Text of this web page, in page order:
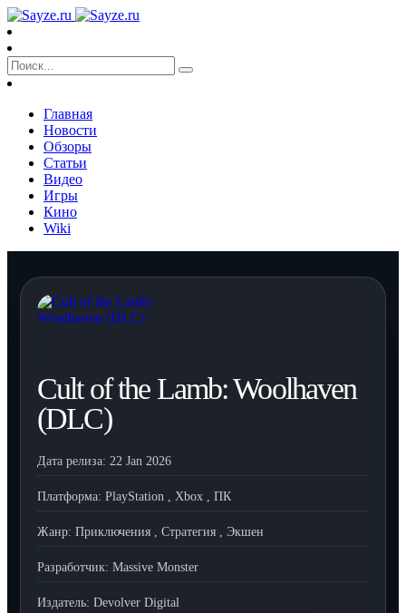
Главная
Новости
Обзоры
Статьи
Видео
Игры
Кино
Wiki
Cult of the Lamb: Woolhaven
(DLC)
Дата релиза: 22 Jan 2026
Платформа: PlayStation , Xbox , ПК
Жанр: Приключения , Стратегия , Экшен
Разработчик: Massive Monster
Издатель: Devolver Digital